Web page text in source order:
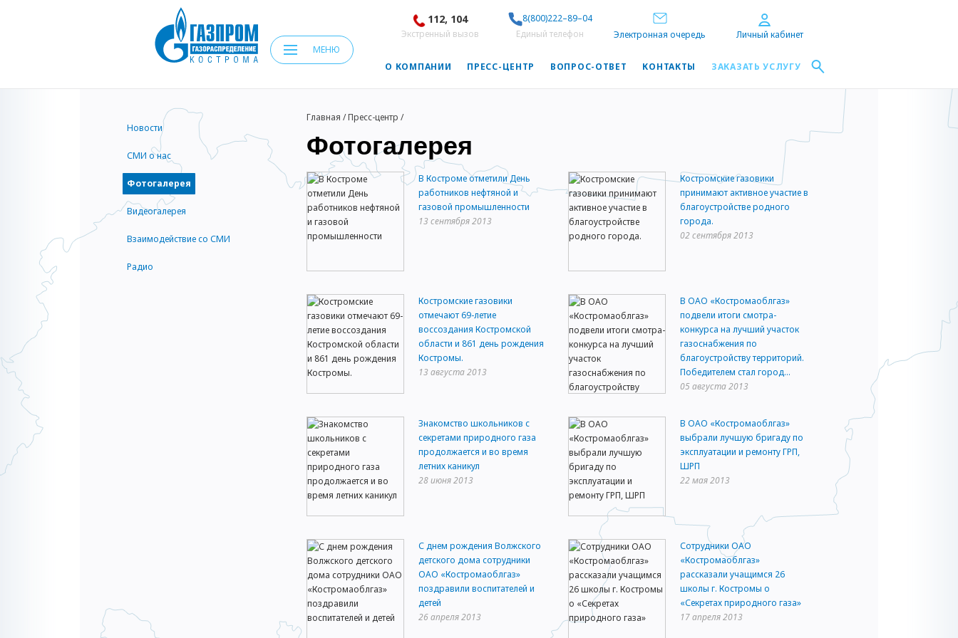
МЕНЮ
112, 104
Экстренный вызов
8(800)222–89–04
Единый телефон
Электронная очередь Личный кабинет
О КОМПАНИИ ПРЕСС-ЦЕНТР ВОПРОС-ОТВЕТ КОНТАКТЫ ЗАКАЗАТЬ УСЛУГУ
Новости
СМИ о нас
Фотогалерея
Видеогалерея
Взаимодействие со СМИ
Радио
Главная /Пресс-центр /
Фотогалерея
В Костроме отметили День
работников нефтяной и
газовой промышленности
13 сентября 2013
Костромские газовики
принимают активное участие в
благоустройстве родного
города.
02 сентября 2013
Костромские газовики
отмечают 69-летие
воссоздания Костромской
области и 861 день рождения
Костромы.
13 августа 2013
В ОАО «Костромаоблгаз»
подвели итоги смотра-
конкурса на лучший участок
газоснабжения по
благоустройству территорий.
Победителем стал город...
05 августа 2013
Знакомство школьников с
секретами природного газа
продолжается и во время
летних каникул
28 июня 2013
В ОАО «Костромаоблгаз»
выбрали лучшую бригаду по
эксплуатации и ремонту ГРП,
ШРП
22 мая 2013
С днем рождения Волжского
детского дома сотрудники
ОАО «Костромаоблгаз»
поздравили воспитателей и
детей
26 апреля 2013
Сотрудники ОАО
«Костромаоблгаз»
рассказали учащимся 26
школы г. Костромы о
«Секретах природного газа»
17 апреля 2013